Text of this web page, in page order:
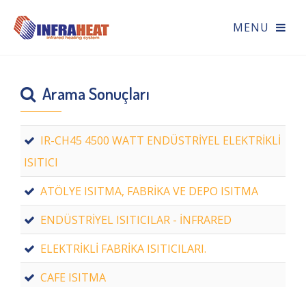
Arama Sonuçları
IR-CH45 4500 WATT ENDÜSTRİYEL ELEKTRİKLİ
ISITICI
ATÖLYE ISITMA, FABRİKA VE DEPO ISITMA
ENDÜSTRİYEL ISITICILAR - İNFRARED
ELEKTRİKLİ FABRİKA ISITICILARI.
CAFE ISITMA